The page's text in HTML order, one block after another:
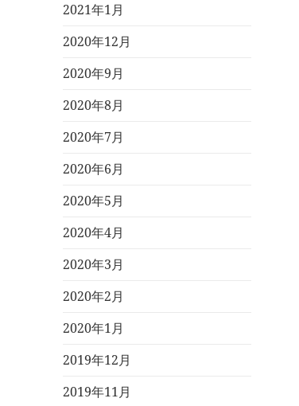
2021年1月
2020年12月
2020年9月
2020年8月
2020年7月
2020年6月
2020年5月
2020年4月
2020年3月
2020年2月
2020年1月
2019年12月
2019年11月